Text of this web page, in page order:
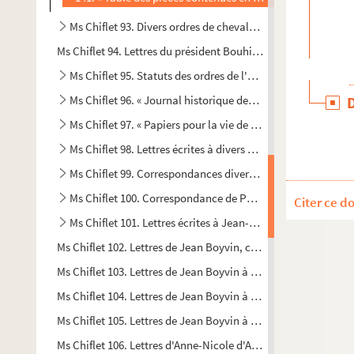
Ms Chiflet 93. Divers ordres de chevalerie. — Noblesse et
Ms Chiflet 94. Lettres du président Bouhier, de Dijon, à
Ms Chiflet 95. Statuts des ordres de l'Annonciade de
Ms Chiflet 96. « Journal historique des choses
Ms Chiflet 97. « Papiers pour la vie de l'infante Isabelle »
Ms Chiflet 98. Lettres écrites à divers membres de la
Ms Chiflet 99. Correspondances diverses, etc.
Ms Chiflet 100. Correspondance de Philippe de La
Ms Chiflet 101. Lettres écrites à Jean-Jacques, à Philippe
Ms Chiflet 102. Lettres de Jean Boyvin, conseiller, puis
Ms Chiflet 103. Lettres de Jean Boyvin à Jean-Jacques et
Ms Chiflet 104. Lettres de Jean Boyvin à Jean-Jacques et
Ms Chiflet 105. Lettres de Jean Boyvin à Jean-Jacques, à
Ms Chiflet 106. Lettres d'Anne-Nicole d'Andelot, dame de
Citer ce